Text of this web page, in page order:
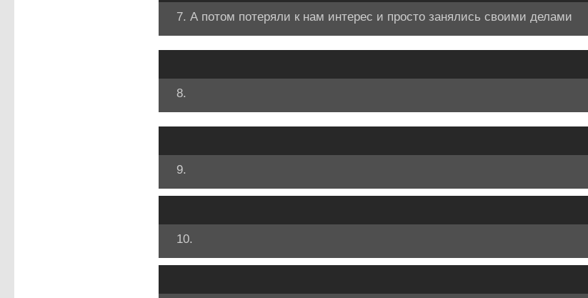
7. А потом потеряли к нам интерес и просто занялись своими делами
8.
9.
10.